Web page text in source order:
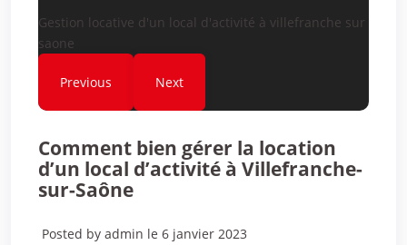
Gestion locative d'un local d'activité à villefranche sur
saone
Previous Next
Comment bien gérer la location
d’un local d’activité à Villefranche-
sur-Saône
Posted by admin le 6 janvier 2023